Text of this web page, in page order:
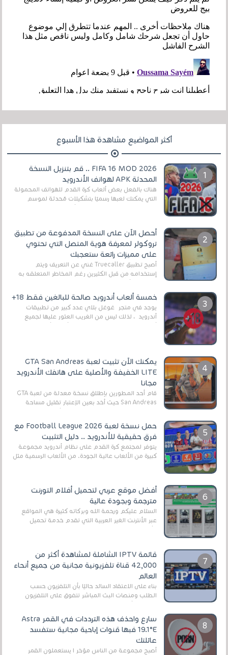
أكثر المواضيع مشاهدة هذا الأسبوع
FIFA 16 MOD 2026 .. قم بتنزيل النسخة
المحدثة APK لهواتف الأندرويد
هناك بالفعل بعض ألعاب كرة القدم للهواتف المحمولة
التي يمكنك لعبها رسميًا بتشكيلات مُحدثة لموسم
أحصل الآن على النسخة المدفوعة من تطبيق
تروكولر لمعرفة هوية المتصل التي تحتوي
على مميزات رائعة ستعجبك
أصبح تطبيق Truecaller غني عن التعريف ويتم
إستخدامه من قبل الكثيرين رغم المخاطر المتعلقه به
خمسة ألعاب أندرويد صالحة للبالغين فقط 18+
يوجد في متجر غوغل بلاي عدد كبير من تطبيقات
أندرويد ، لذلك ليس من الغريب العثور عليها لجميع
يمكنك الآن تثبيت لعبة GTA San Andreas
LITE الخفيفة والأصلية على هاتفك الأندرويد
مجانا
قام أحد المطورين بإطلاق نسخة معدلة من لعبة GTA
San Andreas حيث أخد بعين الإعتبار تقليل مساحة
حمل نسخة لعبة Football League 2026 مع
فرق حقيقية للأندرويد .. دليل التثبيت
يتوفر لمجتمع كرة القدم على نظام أندرويد مجموعة
كبيرة من الألعاب عالية الجودة. من الألعاب الرسمية مثل
أفضل موقع عربي لتحميل أفلام التورنت
مترجمة وبجودة عالية
السلام عليكم ورحمة الله وبركاته كثيرة هي المواقع
عبر الأنترنت الغير العربية التي تقدم خدمة تحميل
قائمة IPTV الشاملة لمشاهدة أكثر من
42,000 قناة تلفزيونية مجانية من جميع أنحاء
العالم
بناءً على الاعتقاد السائد حاليًا بأن التلفزيون حسب
الطلب ومنصات البث المباشر تتفوق على التلفزيون
سارع واحذف هذه الترددات في القمر Astra
19.1°E فبها قنوات إباحية مجانية ستفسد
عائلتك
أصبح مجموعة من الناس مؤخر ا يستعملون القمر